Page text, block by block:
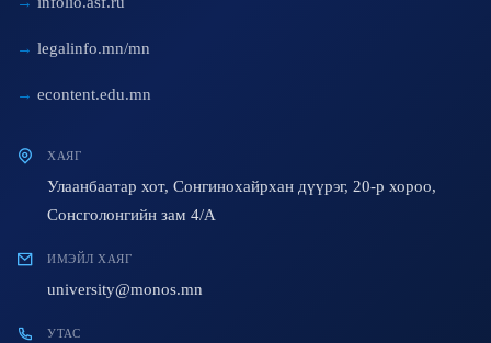
legalinfo.mn/mn
econtent.edu.mn
ХАЯГ
Улаанбаатар хот, Сонгинохайрхан дүүрэг, 20-р хороо,
Сонсголонгийн зам 4/A
ИМЭЙЛ ХАЯГ
university@monos.mn
УТАС